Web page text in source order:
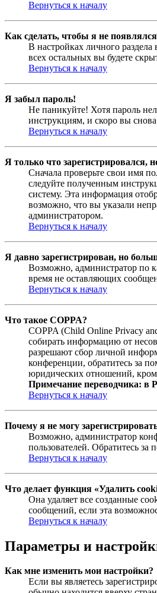
Вернуться к началу
Как сделать, чтобы я не
В настройках личного
всех остальных вы будете
Вернуться к началу
Я забыл пароль!
Не паникуйте! Хотя пароль
инструкциям, и скоро вы
Вернуться к началу
Я только что зарегистрировался,
Сначала проверьте свои имя
следуйте полученным
систему. Эта информация
возможно, что вы указали
администратором.
Вернуться к началу
Я давно зарегистрирован, но
Возможно, администратор по
время не оставляющих
Вернуться к началу
Что такое COPPA?
COPPA (Child Online Privacy
собирать информацию от
разрешают сбор личной
конференции, обратитесь за
юридических отношений,
Примечание переводчика: в
Вернуться к началу
Почему я не могу
Возможно, администратор
пользователей. Обратитесь
Вернуться к началу
Что делает функция «Удалить
Она удаляет все созданные
сообщений, если эта
Вернуться к началу
Параметры и
Как мне изменить мои настройки?
Если вы являетесь